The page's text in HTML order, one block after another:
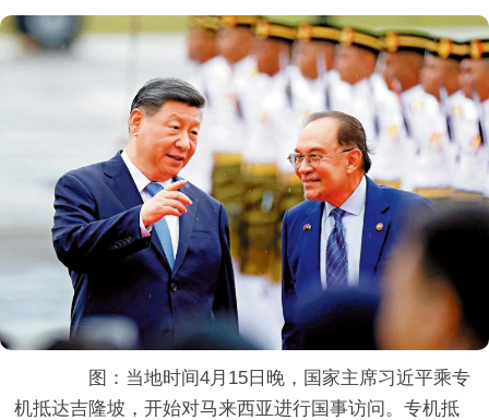
图：当地时间4月15日晚，国家主席习近平乘专
机抵达吉隆坡，开始对马来西亚进行国事访问。专机抵